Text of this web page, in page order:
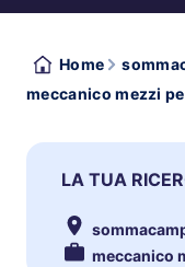
Home
meccanico mezzi
LA TUA
meccanico